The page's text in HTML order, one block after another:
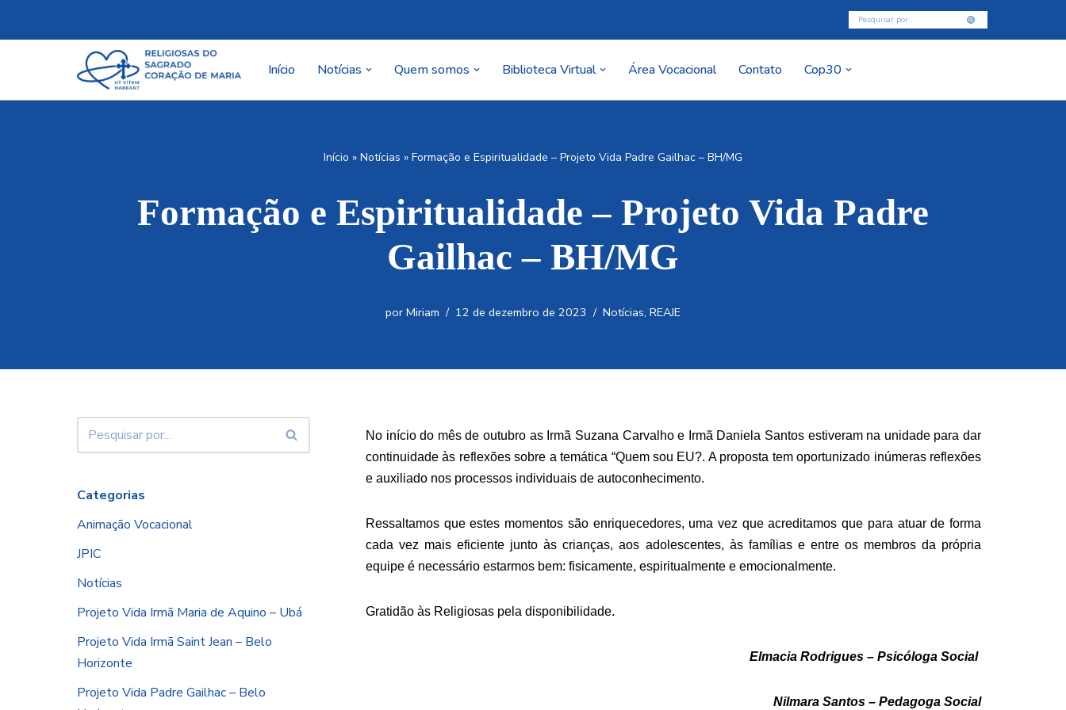
Pular
Início Notícias Quem somos Biblioteca Virtual Área Vocacional Contato Cop30
Início » Notícias » Formação e Espiritualidade – Projeto Vida Padre Gailhac – BH/MG
Formação e Espiritualidade – Projeto Vida Padre
Gailhac – BH/MG
por Miriam 12 de dezembro de 2023 Notícias, REAJE
Categorias
Animação Vocacional
JPIC
Notícias
Projeto Vida Irmã Maria de Aquino – Ubá
Projeto Vida Irmã Saint Jean – Belo
Horizonte
Projeto Vida Padre Gailhac – Belo
No início do mês de outubro as Irmã Suzana Carvalho e Irmã Daniela Santos estiveram na unidade para dar
continuidade às reflexões sobre a temática “Quem sou EU?. A proposta tem oportunizado inúmeras reflexões
e auxiliado nos processos individuais de autoconhecimento.
Ressaltamos que estes momentos são enriquecedores, uma vez que acreditamos que para atuar de forma
cada vez mais eficiente junto às crianças, aos adolescentes, às famílias e entre os membros da própria
equipe é necessário estarmos bem: fisicamente, espiritualmente e emocionalmente.
Gratidão às Religiosas pela disponibilidade.
Elmacia Rodrigues – Psicóloga Social
Nilmara Santos – Pedagoga Social